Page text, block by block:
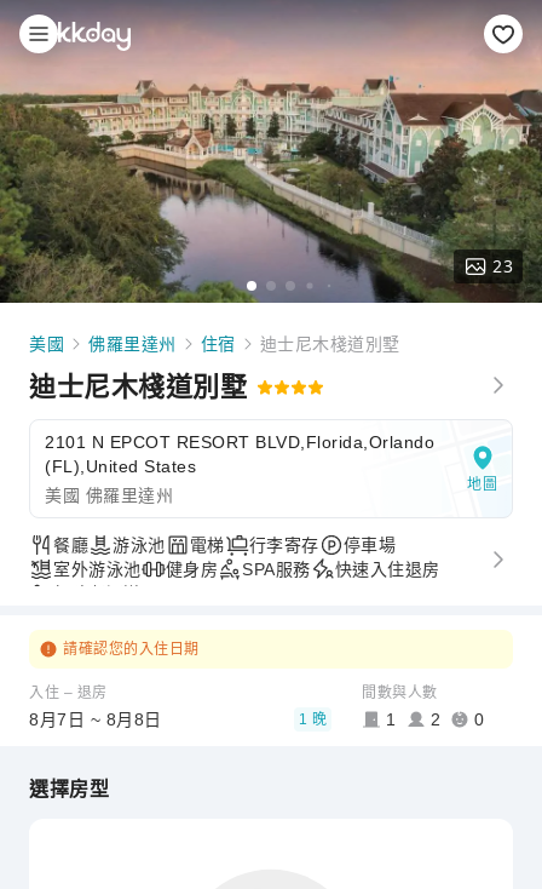
23
美國 佛羅里達州 住宿 迪士尼木棧道別墅
迪士尼木棧道別墅
2101 N EPCOT RESORT BLVD,Florida,Orlando
(FL),United States
美國 佛羅里達州
地圖
餐廳 游泳池 電梯 行李寄存
停車場
室外游泳池
健身房 SPA服務
快速入住退房
請確認您的入住日期
入住 – 退房
8月7日 ~ 8月8日 1 晚
間數與人數
1 2 0
選擇房型